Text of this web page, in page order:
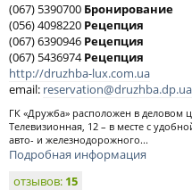
(067) 5390700 Бронирование
(056) 4098220 Рецепция
(067) 6390946 Рецепция
(067) 5436974Рецепция
http://druzhba-lux.com.ua
email: reservation@druzhba.dp.ua
ГК «Дружба» расположен в деловом
Телевизионная, 12 – в месте с
авто- и железнодорожного...
Подробная информация
отзывов: 15